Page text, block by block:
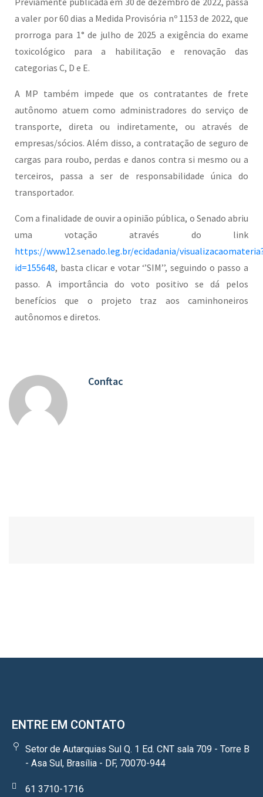
a valer por 60 dias a Medida Provisória nº 1153 de 2022, que
prorroga para 1° de julho de 2025 a exigência do exame
toxicológico para a habilitação e renovação das
categorias C, D e E.
A MP também impede que os contratantes de frete
autônomo atuem como administradores do serviço de
transporte, direta ou indiretamente, ou através de
empresas/sócios. Além disso, a contratação de seguro de
cargas para roubo, perdas e danos contra si mesmo ou a
terceiros, passa a ser de responsabilidade única do
transportador.
Com a finalidade de ouvir a opinião pública, o Senado abriu
uma votação através do link
https://www12.senado.leg.br/ecidadania/
id=155648, basta clicar e votar ‘’SIM’’, seguindo o passo a
passo. A importância do voto positivo se dá pelos
benefícios que o projeto traz aos caminhoneiros
autônomos e diretos.
Conftac
ENTRE EM CONTATO
Setor de Autarquias Sul Q. 1 Ed. CNT sala 709 - Torre B
- Asa Sul, Brasília - DF, 70070-944
61 3710-1716